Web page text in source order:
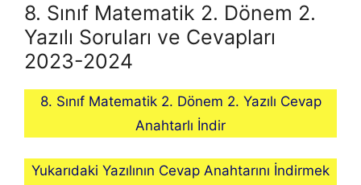
8. Sınıf Matematik 2. Dönem 2.
Yazılı Soruları ve Cevapları
2023-2024
8. Sınıf Matematik 2. Dönem 2. Yazılı Cevap
Anahtarlı İndir
Yukarıdaki Yazılının Cevap Anahtarını İndirmek